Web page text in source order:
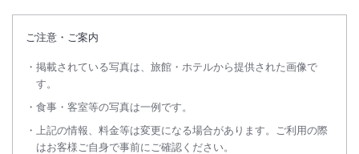
ご注意・ご案内
掲載されている写真は、旅館・ホテルから提供された画像で
す。
食事・客室等の写真は一例です。
上記の情報、料金等は変更になる場合があります。ご利用の際
はお客様ご自身で事前にご確認ください。